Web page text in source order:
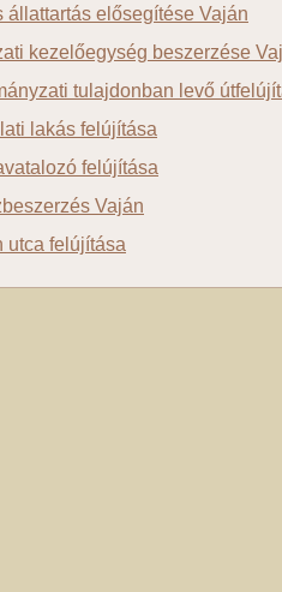
állattartás elősegítése Vaján
kezelőegység beszerzése
tulajdonban levő
lakás felújítása
felújítása
Vaján
utca felújítása